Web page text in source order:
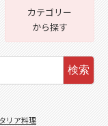
カテゴリー
から探す
検索
リア料理